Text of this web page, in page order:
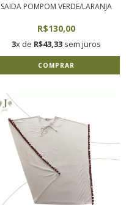
SAIDA POMPOM VERDE/LARANJA
R$130,00
3x de R$43,33sem juros
COMPRAR